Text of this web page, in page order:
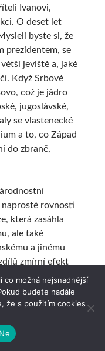
Ivanovi,
O deset let
byste si, že
prezidentem, se
jeviště a, jaké
Když Srbové
což je jádro
jugoslávské,
se vlastenecké
a to, co Západ
do zbraně,
rovnosti
která zasáhla
ale také
a jinému
zmírní efekt
nebylo tak
byli po
že tento
muž, který je
co možná nejsnadnější
budete nadále
že s použitím cookies
Ne